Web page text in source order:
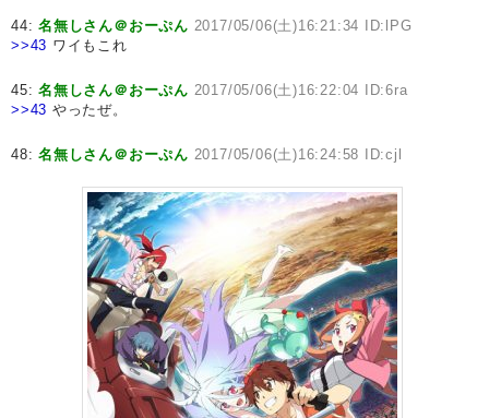
44:名無しさん＠おーぷん 2017/05/06(土)16:21:34 ID:lPG
>>43 ワイもこれ
45:名無しさん＠おーぷん 2017/05/06(土)16:22:04 ID:6ra
>>43 やったぜ。
48:名無しさん＠おーぷん 2017/05/06(土)16:24:58 ID:cjl